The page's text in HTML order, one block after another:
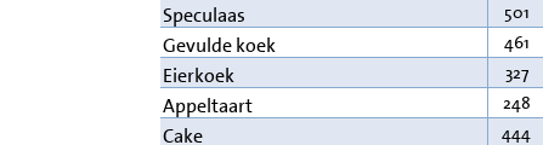
Speculaas 501
Gevulde koek 461
Eierkoek 327
Appeltaart 248
Cake 444